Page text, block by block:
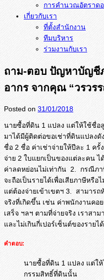
การคำนวณอัตราดอ
เกี่ยวกับเรา
ที่ตั้งสำนักงาน
ทีมบริหาร
ร่วมงานกับเรา
ถาม-ตอบ ปัญหาบัญชี
อากร จากคุณ “วรวร
Posted on 31/01/2018
นายซื้อที่ดิน 1 แปลง แต่ให้ใช้ชื่
มาได้มีผู้ติดต่อขอเช่าที่ดินแปลงดั
ชื่อ 2 ชื่อ ค่าเช่าจ่ายให้ปีละ 1 ค
จ่าย 2 ใบแยกเป็นของแต่ละคน
ค่าลดหย่อนไม่เท่ากัน 2. กรณีภา
จะถือเป็นรายได้เพื่อเสียภาษีหรือไ
แต่ต้องจ่ายเข้าเขตฯ 3. สามาร
จริงที่เกิดขึ้น เช่น ค่าพนักงานคอ
เสร็จ ฯลฯ ตามที่จ่ายจริง เราสา
และไม่เกินกี่เปอร์เซ็นต์ของรายไ
คำตอบ:
นายซื้อที่ดิน 1 แปลง แต่ให้
กรรมสิทธิ์ที่ดินนั้น